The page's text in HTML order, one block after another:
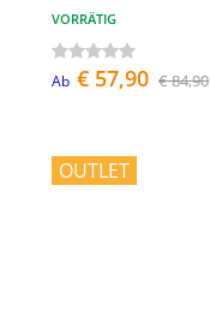
VORRÄTIG
Ab € 57,90 € 84,90
OUTLET